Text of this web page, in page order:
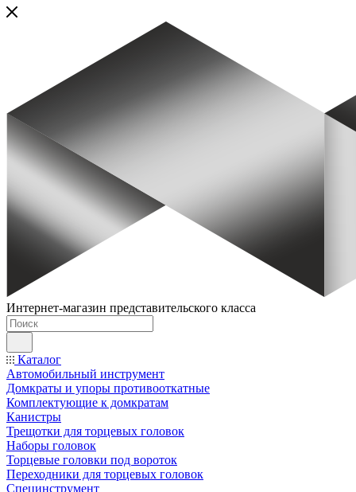
Интернет-магазин представительского класса
Каталог
Автомобильный инструмент
Домкраты и упоры противооткатные
Комплектующие к домкратам
Канистры
Трещотки для торцевых головок
Наборы головок
Торцевые головки под вороток
Переходники для торцевых головок
Специнструмент